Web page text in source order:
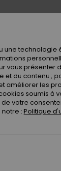
une
vous présenter
du contenu ;
améliorer les
soumis à
votre
: Politique